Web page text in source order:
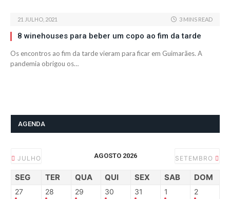
21 JULHO, 2021 3 MINS READ
8 winehouses para beber um copo ao fim da tarde
Os encontros ao fim da tarde vieram para ficar em Guimarães. A
pandemia obrigou os…
AGENDA
JULHO AGOSTO 2026 SETEMBRO
SEG TER QUA QUI SEX SAB DOM
27 28 29 30 31 1 2